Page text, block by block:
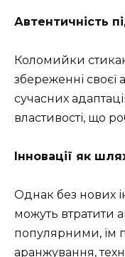
Автентичність
Коломийки
збереженні своєї
сучасних
властивості, що
Інновації як
Однак без нових
можуть втратити
популярними, їм
аранжування,